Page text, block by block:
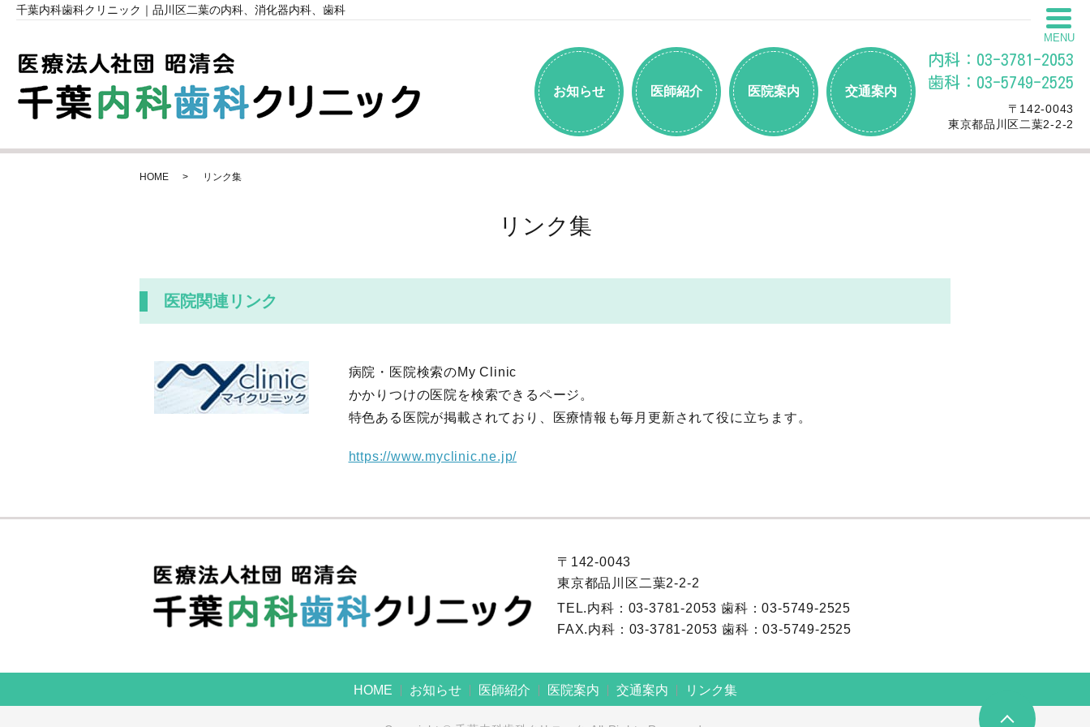
千葉内科歯科クリニック｜品川区二葉の内科、消化器内科、歯科
お知らせ 医師紹介 医院案内 交通案内
MENU
内科：03-3781-2053
歯科：03-5749-2525
〒142-0043
東京都品川区二葉2-2-2
HOME リンク集
リンク集
医院関連リンク
病院・医院検索のMy Clinic
かかりつけの医院を検索できるページ。
特色ある医院が掲載されており、医療情報も毎月更新されて役に立ちます。
https://www.myclinic.ne.jp/
〒142-0043
東京都品川区二葉2-2-2
TEL.内科： 03-3781-2053 歯科：03-5749-2525
FAX.内科： 03-3781-2053 歯科：03-5749-2525
HOME お知らせ 医師紹介 医院案内 交通案内 リンク集